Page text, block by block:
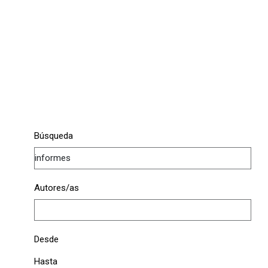
Búsqueda
Autores/as
Desde
Hasta